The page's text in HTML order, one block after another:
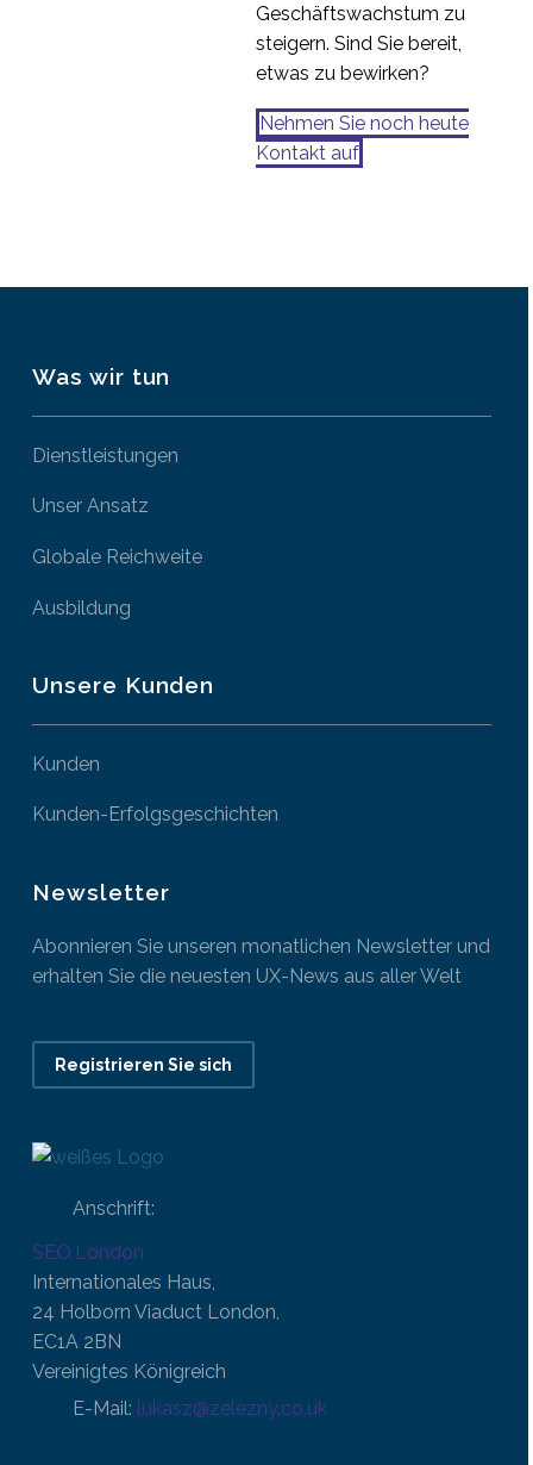
Geschäftswachstum zu
steigern. Sind Sie bereit,
etwas zu bewirken?
Nehmen Sie noch heute
Kontakt auf
Was wir tun
Dienstleistungen
Unser Ansatz
Globale Reichweite
Ausbildung
Unsere Kunden
Kunden
Kunden-Erfolgsgeschichten
Newsletter
Abonnieren Sie unseren monatlichen Newsletter und
erhalten Sie die neuesten UX-News aus aller Welt
Registrieren Sie sich
Anschrift:
SEO.London
Internationales Haus,
24 Holborn Viaduct London,
EC1A 2BN
Vereinigtes Königreich
E-Mail: lukasz@zelezny.co.uk